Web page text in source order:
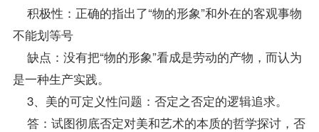
积极性：正确的指出了“物的形象”和外在的客观事物
不能划等号
缺点：没有把“物的形象”看成是劳动的产物，而认为
是一种生产实践。
3、美的可定义性问题：否定之否定的逻辑追求。
答：试图彻底否定对美和艺术的本质的哲学探讨，否